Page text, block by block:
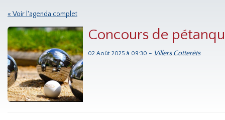
« Voir l'agenda complet
Concours de
02 Août 2025 à 09:30 - Villers Cotterêts